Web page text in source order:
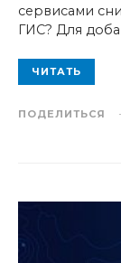
сервисами
ГИС? Для
ЧИТАТЬ
ПОДЕЛИТЬСЯ